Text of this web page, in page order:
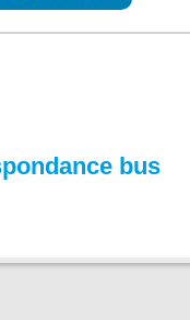
bus